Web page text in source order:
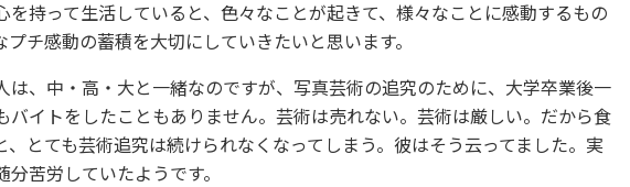
を持って生活していると、色々なことが起きて、様々なことに感動するもの
チ感動の蓄積を大切にしていきたいと思います。
は、中・高・大と一緒なのですが、写真芸術の追究のために、大学卒業後一
バイトをしたこともありません。芸術は売れない。芸術は厳しい。だから食
、とても芸術追究は続けられなくなってしまう。彼はそう云ってました。実
苦労していたようです。